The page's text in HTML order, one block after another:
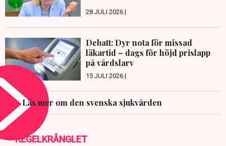
28 JULI 2026 |
Debatt: Dyr nota för missad
läkartid – dags för höjd prislapp
på vårdslarv
15 JULI 2026 |
Läs mer om den svenska sjukvården
REGELKRÅNGLET